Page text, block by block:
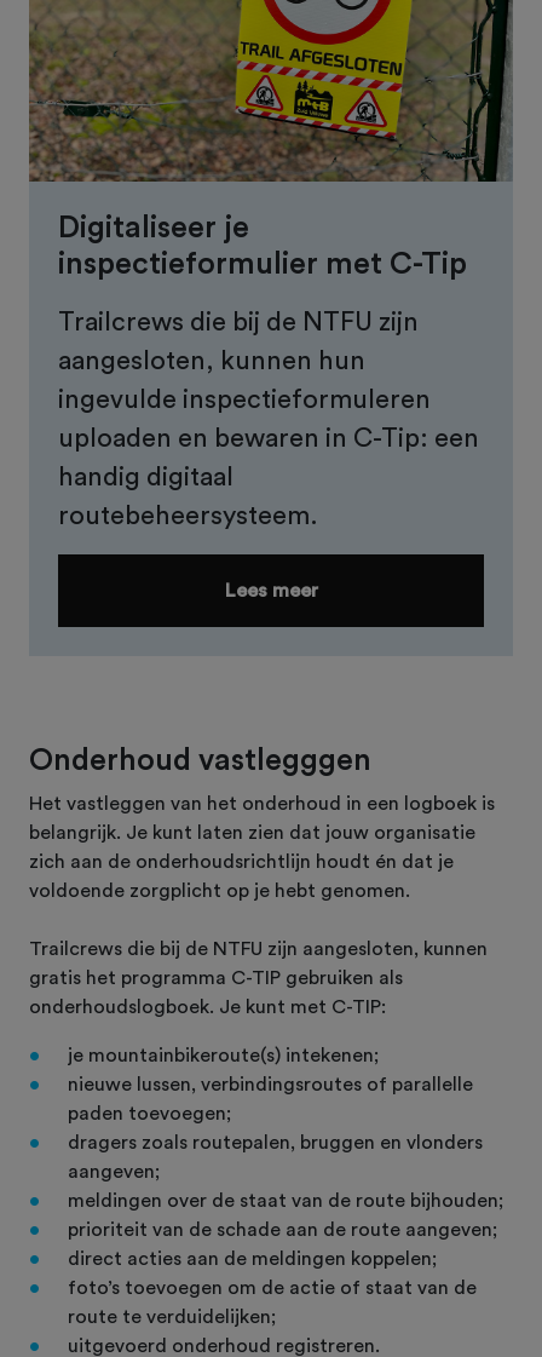
Digitaliseer je
inspectieformulier met C-Tip
Trailcrews die bij de NTFU zijn
aangesloten, kunnen hun
ingevulde inspectieformuleren
uploaden en bewaren in C-Tip: een
handig digitaal
routebeheersysteem.
Lees meer
Onderhoud vastlegggen
Het vastleggen van het onderhoud in een logboek is
belangrijk. Je kunt laten zien dat jouw organisatie
zich aan de onderhoudsrichtlijn houdt én dat je
voldoende zorgplicht op je hebt genomen.
Trailcrews die bij de NTFU zijn aangesloten, kunnen
gratis het programma C-TIP gebruiken als
onderhoudslogboek. Je kunt met C-TIP:
je mountainbikeroute(s) intekenen;
nieuwe lussen, verbindingsroutes of parallelle
paden toevoegen;
dragers zoals routepalen, bruggen en vlonders
aangeven;
meldingen over de staat van de route bijhouden;
prioriteit van de schade aan de route aangeven;
direct acties aan de meldingen koppelen;
foto’s toevoegen om de actie of staat van de
route te verduidelijken;
uitgevoerd onderhoud registreren.